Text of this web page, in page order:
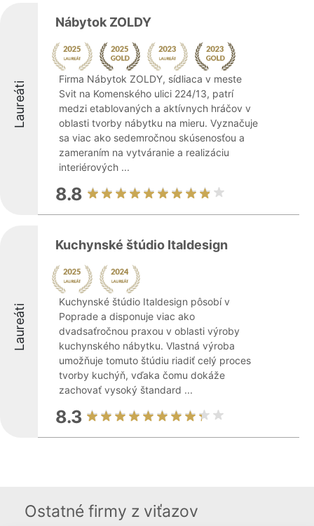
Laureáti
Nábytok ZOLDY
Firma Nábytok ZOLDY, sídliaca v meste
Svit na Komenského ulici 224/13, patrí
medzi etablovaných a aktívnych hráčov v
oblasti tvorby nábytku na mieru. Vyznačuje
sa viac ako sedemročnou skúsenosťou a
zameraním na vytváranie a realizáciu
interiérových ...
8.8
Laureáti
Kuchynské štúdio Italdesign
Kuchynské štúdio Italdesign pôsobí v
Poprade a disponuje viac ako
dvadsaťročnou praxou v oblasti výroby
kuchynského nábytku. Vlastná výroba
umožňuje tomuto štúdiu riadiť celý proces
tvorby kuchýň, vďaka čomu dokáže
zachovať vysoký štandard ...
8.3
Ostatné firmy z viťazov